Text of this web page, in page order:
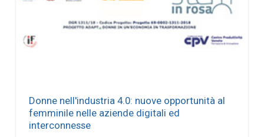
Donne nell'industria 4.0: nuove opportunità al
femminile nelle aziende digitali ed
interconnesse